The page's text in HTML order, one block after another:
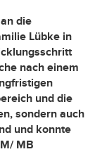
die
Lübke in
nach einem
und die
sondern auch
und konnte
MB